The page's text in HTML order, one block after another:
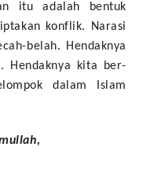
itu adalah bentuk
konflik. Narasi
belah. Hendaknya
Hendaknya kita ber-
dalam Islam